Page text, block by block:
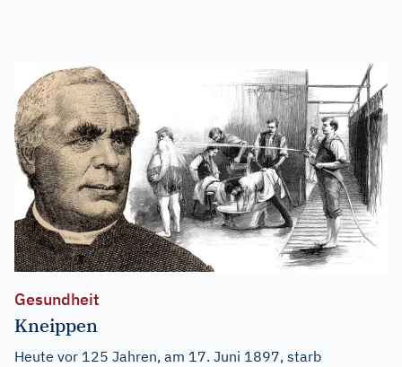
Gesundheit
Kneippen
Heute vor 125 Jahren, am 17. Juni 1897, starb